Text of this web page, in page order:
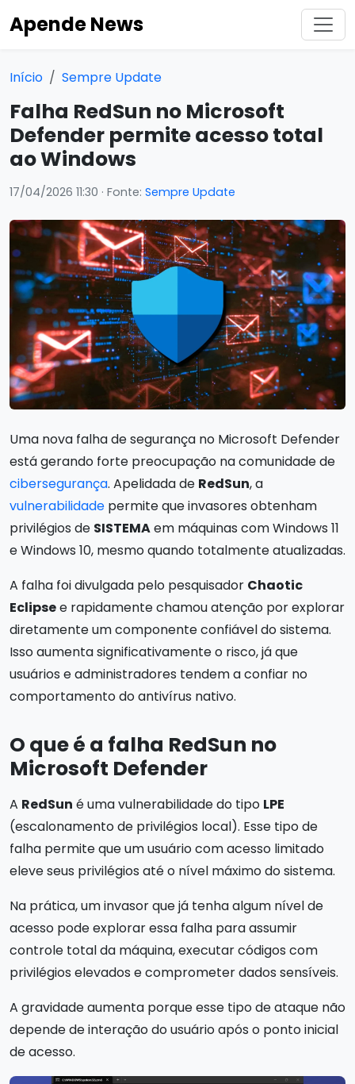
Apende News
Início Sempre Update
Falha RedSun no Microsoft
Defender permite acesso total
ao Windows
17/04/2026 11:30 · Fonte: Sempre Update
Uma nova falha de segurança no Microsoft Defender
está gerando forte preocupação na comunidade de
cibersegurança. Apelidada de RedSun, a
vulnerabilidade permite que invasores obtenham
privilégios de SISTEMAem máquinas com Windows 11
e Windows 10, mesmo quando totalmente atualizadas.
A falha foi divulgada pelo pesquisador Chaotic
Eclipsee rapidamente chamou atenção por explorar
diretamente um componente confiável do sistema.
Isso aumenta significativamente o risco, já que
usuários e administradores tendem a confiar no
comportamento do antivírus nativo.
O que é a falha RedSun no
Microsoft Defender
A RedSun é uma vulnerabilidade do tipo LPE
(escalonamento de privilégios local). Esse tipo de
falha permite que um usuário com acesso limitado
eleve seus privilégios até o nível máximo do sistema.
Na prática, um invasor que já tenha algum nível de
acesso pode explorar essa falha para assumir
controle total da máquina, executar códigos com
privilégios elevados e comprometer dados sensíveis.
A gravidade aumenta porque esse tipo de ataque não
depende de interação do usuário após o ponto inicial
de acesso.